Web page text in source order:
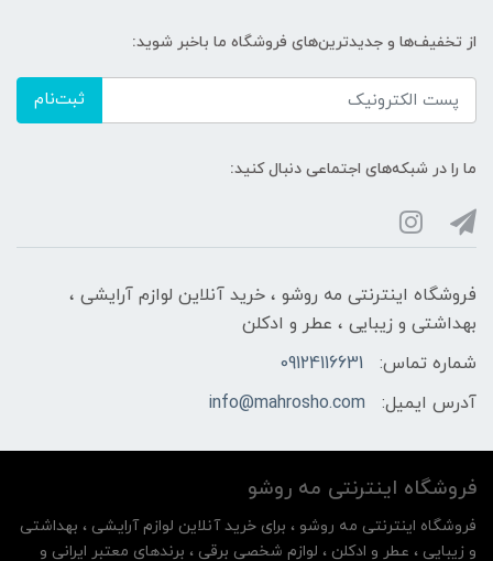
از تخفیف‌ها و جدیدترین‌های فروشگاه ما باخبر شوید:
ثبت‌نام
ما را در شبکه‌های اجتماعی دنبال کنید:
فروشگاه اینترنتی مه‌ رو‌شو ، خرید آنلاین لوازم آرایشی ،
بهداشتی و زیبایی ، عطر و ادکلن
شماره تماس:
09124116631
آدرس ایمیل:
info@mahrosho.com
فروشگاه اینترنتی مه‌ رو‌شو
فروشگاه اینترنتی مه‌ رو‌شو ، برای خرید آنلاین لوازم آرایشی ، بهداشتی
و زیبایی ، عطر و ادکلن ، لوازم شخصی برقی ، برندهای معتبر ایرانی و